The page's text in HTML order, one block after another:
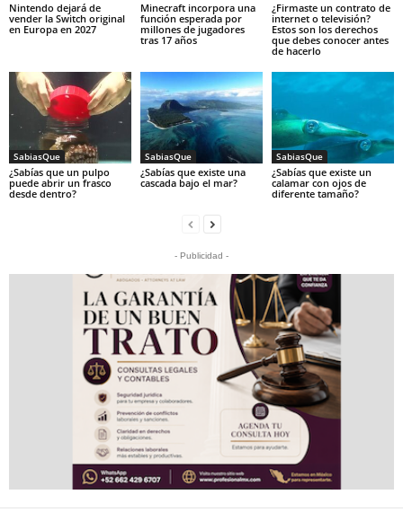
Nintendo dejará de
vender la Switch original
en Europa en 2027
Minecraft incorpora una
función esperada por
millones de jugadores
tras 17 años
¿Firmaste un contrato de
internet o televisión?
Estos son los derechos
que debes conocer antes
de hacerlo
SabiasQue
¿Sabías que un pulpo
puede abrir un frasco
desde dentro?
SabiasQue
¿Sabías que existe una
cascada bajo el mar?
SabiasQue
¿Sabías que existe un
calamar con ojos de
diferente tamaño?
- Publicidad -